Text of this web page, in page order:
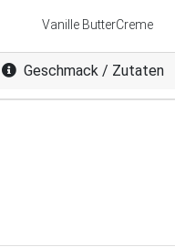
Vanille ButterCreme
Geschmack / Zutaten